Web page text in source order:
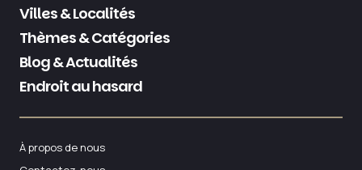
Villes & Localités
Thèmes & Catégories
Blog & Actualités
Endroit au hasard
À propos de nous